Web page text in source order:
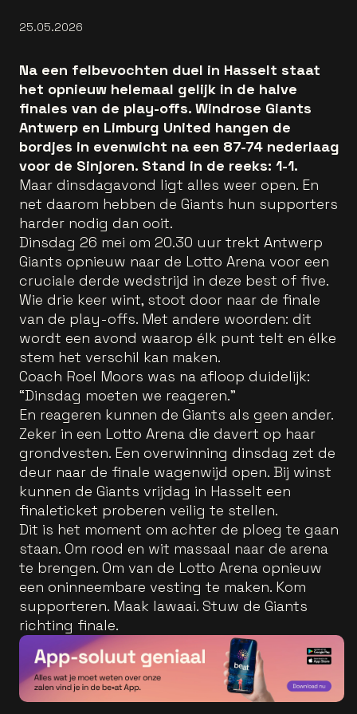
25.05.2026
Na een felbevochten duel in Hasselt staat
het opnieuw helemaal gelijk in de halve
finales van de play-offs. Windrose Giants
Antwerp en Limburg United hangen de
bordjes in evenwicht na een 87-74 nederlaag
voor de Sinjoren. Stand in de reeks: 1-1.
Maar dinsdagavond ligt alles weer open. En
net daarom hebben de Giants hun supporters
harder nodig dan ooit.
Dinsdag 26 mei om 20.30 uur trekt Antwerp
Giants opnieuw naar de Lotto Arena voor een
cruciale derde wedstrijd in deze best of five.
Wie drie keer wint, stoot door naar de finale
van de play-offs. Met andere woorden: dit
wordt een avond waarop élk punt telt en élke
stem het verschil kan maken.
Coach Roel Moors was na afloop duidelijk:
“Dinsdag moeten we reageren.”
En reageren kunnen de Giants als geen ander.
Zeker in een Lotto Arena die davert op haar
grondvesten. Een overwinning dinsdag zet de
deur naar de finale wagenwijd open. Bij winst
kunnen de Giants vrijdag in Hasselt een
finaleticket proberen veilig te stellen.
Dit is het moment om achter de ploeg te gaan
staan. Om rood en wit massaal naar de arena
te brengen. Om van de Lotto Arena opnieuw
een oninneembare vesting te maken. Kom
supporteren. Maak lawaai. Stuw de Giants
richting finale.